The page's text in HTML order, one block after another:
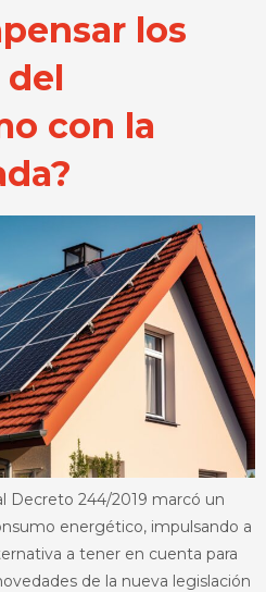
los
con la
Decreto 244/2019 marcó un
energético, impulsando a
a tener en cuenta para
de la nueva legislación